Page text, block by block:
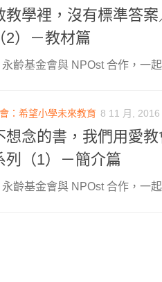
教學裡，沒有標準答
2）－教材篇
齡基金會與 NPOst 合作，一
：希望小學未來教育 8 11 月, 2016
想念的書，我們用愛
列（1）－簡介篇
齡基金會與 NPOst 合作，一